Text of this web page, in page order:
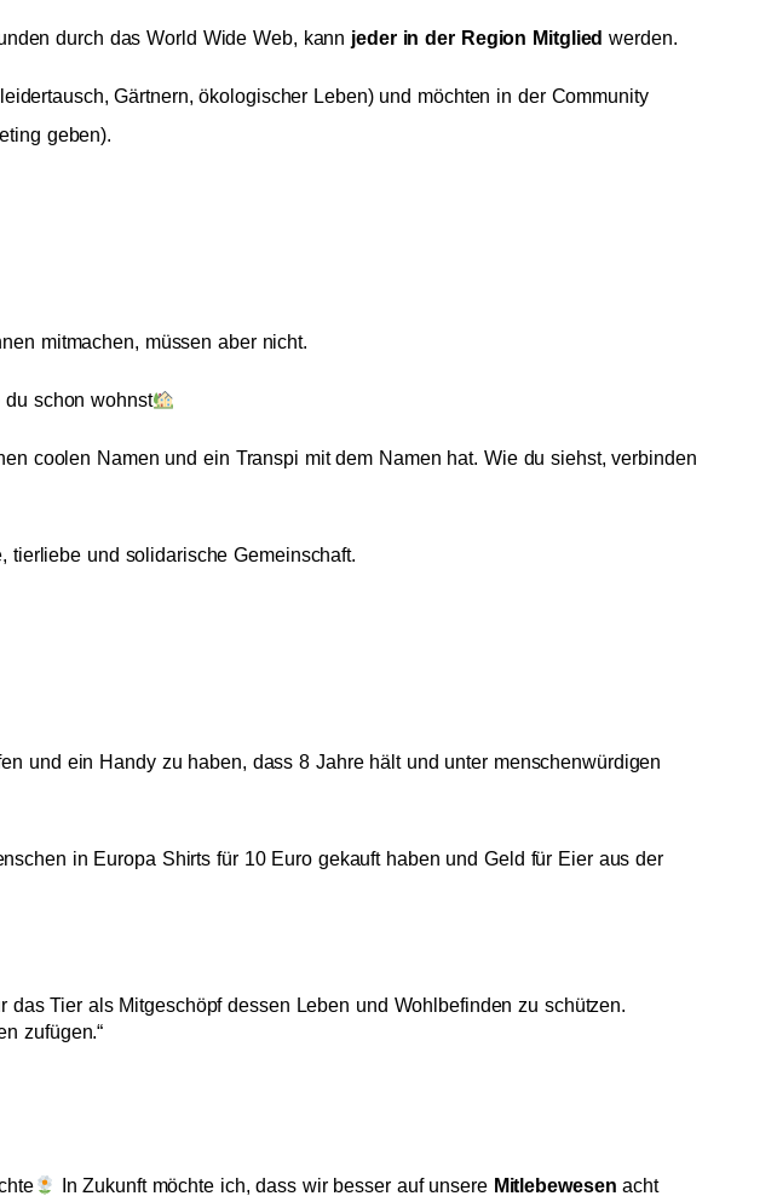
durch das World Wide Web, kann jeder in der Region Mitgliedwerden.
Gärtnern, ökologischer Leben) und möchten in der Community
geben).
mitmachen, müssen aber nicht.
schon wohnst
coolen Namen und ein Transpi mit dem Namen hat. Wie du siehst, verbinden
und solidarische Gemeinschaft.
und ein Handy zu haben, dass 8 Jahre hält und unter menschenwürdigen
in Europa Shirts für 10 Euro gekauft haben und Geld für Eier aus der
das Tier als Mitgeschöpf dessen Leben und Wohlbefinden zu schützen.
zufügen.“
In Zukunft möchte ich, dass wir besser auf unsere Mitlebewesenacht